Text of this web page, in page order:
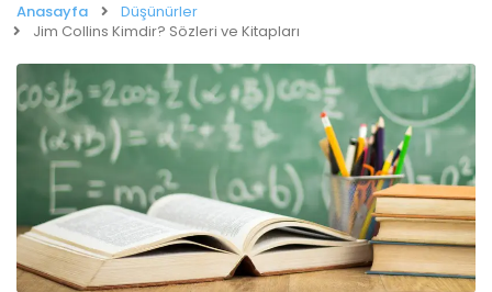
Anasayfa
Düşünürler
Jim Collins Kimdir? Sözleri ve Kitapları